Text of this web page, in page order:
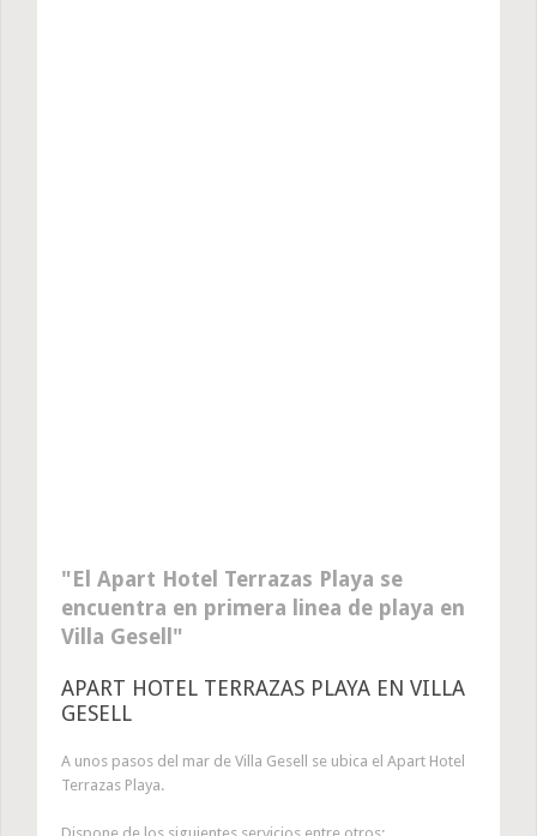
El Apart Hotel Terrazas Playa se
encuentra en primera linea de playa en
Villa Gesell
APART HOTEL TERRAZAS PLAYA EN VILLA
GESELL
A unos pasos del mar de Villa Gesell se ubica el Apart Hotel
Terrazas Playa.